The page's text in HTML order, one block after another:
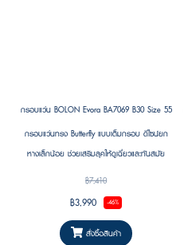
กรอบแว่น BOLON Evora BA7069 B30 Size 55
กรอบแว่นทรง Butterfly แบบเต็มกรอบ ดีไซน์ยก
หางเล็กน้อย ช่วยเสริมลุคให้ดูเฉี่ยวและทันสมัย
อย่างลงตัว โดยยังคงความเรียบสะอาดตา ใส่ง่าย
ได้ในทุกวัน โครงด้านหน้าผลิตจาก Titanium เกรด
คุณภาพ แข็งแรง น้ำหนักเบา และคงรูปได้ดี รองรับ
การใช้งานในชีวิตประจำวันอย่างมั่นใจ พร้อมขาแว่น
฿7,410
฿3,990 -46%
สั่งซื้อสินค้า